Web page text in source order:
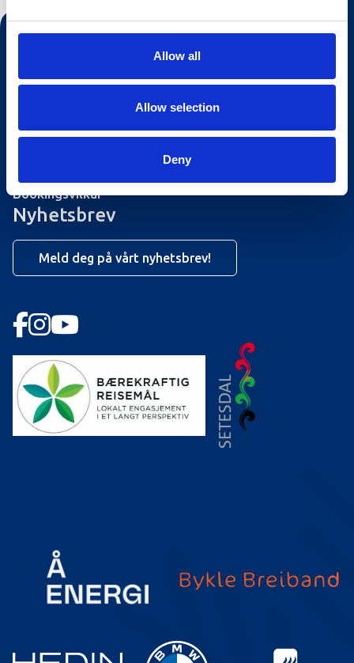
Allow all
Allow selection
Deny
Kontakt oss
Åpningstider Hovden Fjellbad
Bookingsvilkår
Nyhetsbrev
Meld deg på vårt nyhetsbrev!